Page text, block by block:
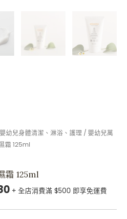
嬰幼兒身體清潔、淋浴、護理 /嬰幼兒萬
霜 125ml
霜 125ml
+ 全店消費滿 $500 即享免運費